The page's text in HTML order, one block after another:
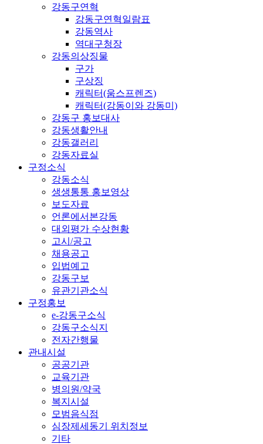
강동구연혁
강동구연혁일람표
강동역사
역대구청장
강동의상징물
구가
구상징
캐릭터(움스프렌즈)
캐릭터(강동이와 강동미)
강동구 홍보대사
강동생활안내
강동갤러리
강동자료실
구정소식
강동소식
생생통통 홍보영상
보도자료
언론에서본강동
대외평가 수상현황
고시/공고
채용공고
입법예고
강동구보
유관기관소식
구정홍보
e-강동구소식
강동구소식지
전자간행물
관내시설
공공기관
교육기관
병의원/약국
복지시설
모범음식점
심장제세동기 위치정보
기타